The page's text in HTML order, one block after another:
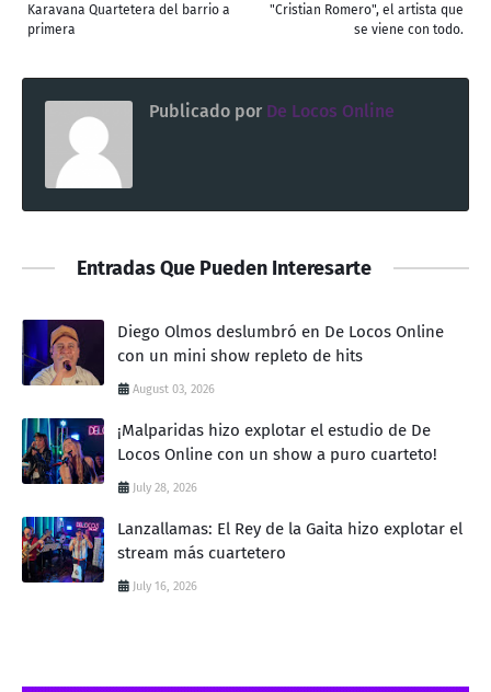
"Cristian Romero", el artista que
se viene con todo.
Karavana Quartetera del barrio a
primera
Publicado por De Locos Online
Entradas Que Pueden Interesarte
Diego Olmos deslumbró en De Locos Online
con un mini show repleto de hits
August 03, 2026
¡Malparidas hizo explotar el estudio de De
Locos Online con un show a puro cuarteto!
July 28, 2026
Lanzallamas: El Rey de la Gaita hizo explotar el
stream más cuartetero
July 16, 2026